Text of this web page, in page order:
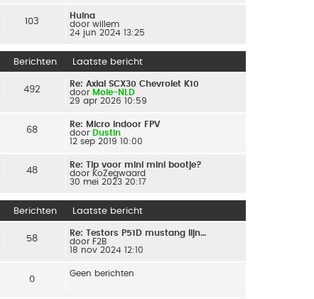
103
Huina
door willem
24 jun 2024 13:25
Berichten Laatste bericht
492
Re: Axial SCX30 Chevrolet K10
door Mole-NLD
29 apr 2026 10:59
68
Re: Micro indoor FPV
door Dustin
12 sep 2019 10:00
48
Re: Tip voor mini mini bootje?
door KoZegwaard
30 mei 2023 20:17
Berichten Laatste bericht
58
Re: Testors P51D mustang lijn…
door F2B
18 nov 2024 12:10
0
Geen berichten